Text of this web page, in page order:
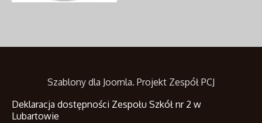
Szablony dla Joomla. Projekt Zespół PCJ
Deklaracja dostępności Zespołu Szkół nr 2 w
Lubartowie